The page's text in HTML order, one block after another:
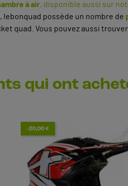
à air, disponible aussi sur
, lebonquad possède un nombre de
quad. Vous pouvez aussi trouver
qui ont
-20,00 €